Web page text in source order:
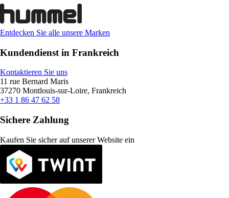
Entdecken Sie alle unsere Marken
Kundendienst in Frankreich
Kontaktieren Sie uns
11 rue Bernard Maris
37270 Montlouis-sur-Loire, Frankreich
+33 1 86 47 62 58
Sichere Zahlung
Kaufen Sie sicher auf unserer Website ein